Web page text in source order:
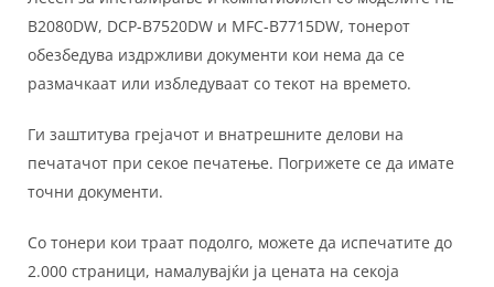
B2080DW, DCP-B7520DW и MFC-B7715DW, тонерот
обезбедува издржливи документи кои нема да се
размачкаат или избледуваат со текот на времето.
Ги заштитува грејачот и внатрешните делови на
печатачот при секое печатење. Погрижете се да имате
точни документи.
Со тонери кои траат подолго, можете да испечатите до
2.000 страници, намалувајќи ја цената на секоја